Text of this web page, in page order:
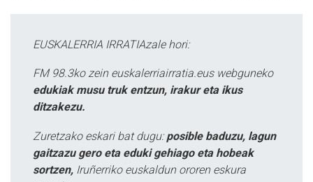
EUSKALERRIA IRRATIAzale hori:
FM 98.3ko zein euskalerriairratia.eus webguneko
edukiak musu truk entzun, irakur eta ikus
ditzakezu.
Zuretzako eskari bat dugu: posible baduzu, lagun
gaitzazu gero eta eduki gehiago eta hobeak
sortzen, Iruñerriko euskaldun ororen eskura